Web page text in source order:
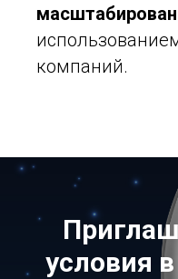
компаний.
условия